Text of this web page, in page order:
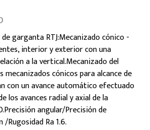
garganta RTJ:Mecanizado cónico -
interior y exterior con una
a la vertical.Mecanizado del
cónicos para alcance de
con un avance automático efectuado
los avances radial y axial de la
angular/Precisión de
Rugosidad Ra 1.6.